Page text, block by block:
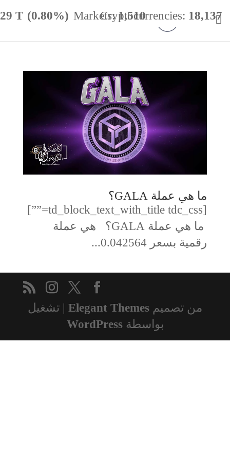
ما هي عملة GALA؟
[td_block_text_with_title tdc_css=””]
ما هي عملة GALA؟ هي عملة
رقمية بسعر 0.042564...
من تصميم Elegant Themes | تشغيل
بواسطةWordPress
Cryptocurrencies: 18,137
Markets:1,510
T (0.80%)